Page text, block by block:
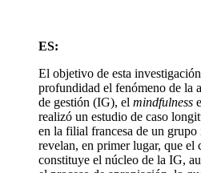
ES:
El objetivo de esta
profundidad el fenómeno de la
de gestión (IG), el mindfulness
realizó un estudio de caso
en la filial francesa de un
revelan, en primer lugar, que el
constituye el núcleo de la IG,